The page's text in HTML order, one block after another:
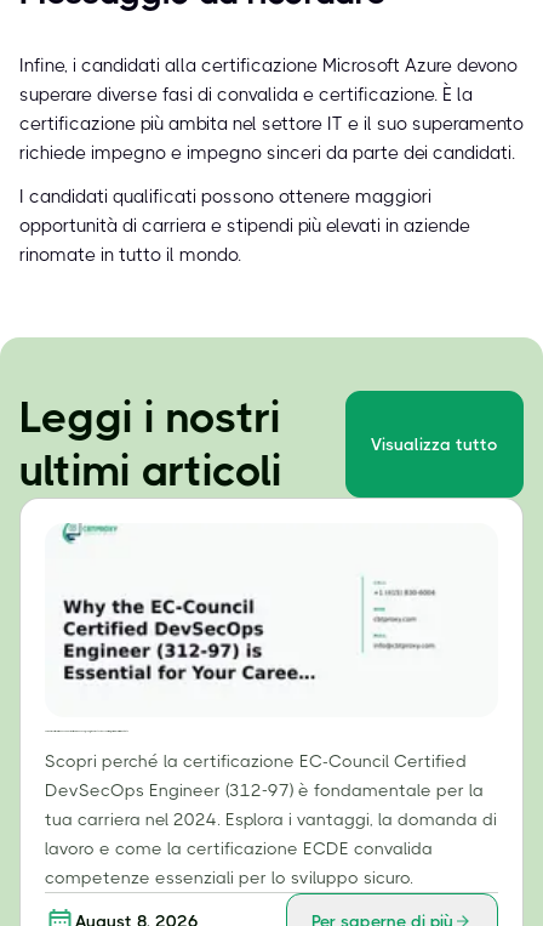
Infine, i candidati alla certificazione Microsoft Azure devono
superare diverse fasi di convalida e certificazione. È la
certificazione più ambita nel settore IT e il suo superamento
richiede impegno e impegno sinceri da parte dei candidati.
I candidati qualificati possono ottenere maggiori
opportunità di carriera e stipendi più elevati in aziende
rinomate in tutto il mondo.
Leggi i nostri
ultimi articoli
Visualizza tutto
Scopri perché la certificazione EC-Council Certified
DevSecOps Engineer (312-97) è fondamentale per la
tua carriera nel 2024. Esplora i vantaggi, la domanda di
lavoro e come la certificazione ECDE convalida
competenze essenziali per lo sviluppo sicuro.
August 8, 2026 Per saperne di più